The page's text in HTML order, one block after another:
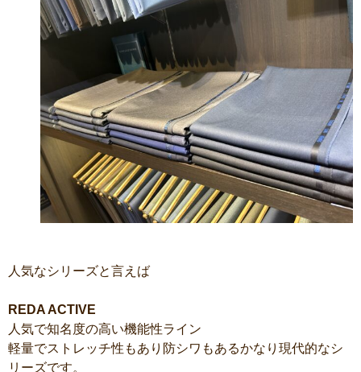
人気なシリーズと言えば
REDA ACTIVE
人気で知名度の高い機能性ライン
軽量でストレッチ性もあり防シワもあるかなり現代的なシ
リーズです。